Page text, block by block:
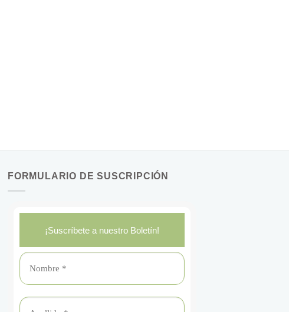
FORMULARIO DE SUSCRIPCIÓN
¡Suscríbete a nuestro Boletín!